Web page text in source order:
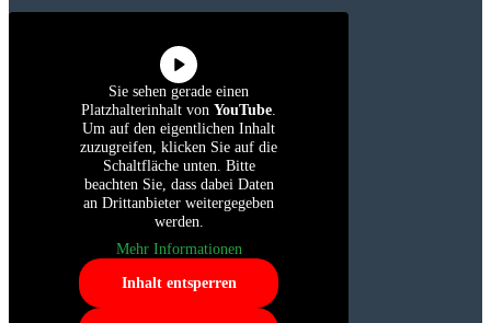
Sie sehen gerade einen
Platzhalterinhalt von YouTube.
Um auf den eigentlichen Inhalt
zuzugreifen, klicken Sie auf die
Schaltfläche unten. Bitte
beachten Sie, dass dabei Daten
an Drittanbieter weitergegeben
werden.
Mehr Informationen
Inhalt entsperren